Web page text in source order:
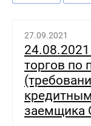
27.09.2021
торгов по
заемщика